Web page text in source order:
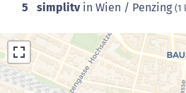
5 simplitvin Wien / Penzing (1